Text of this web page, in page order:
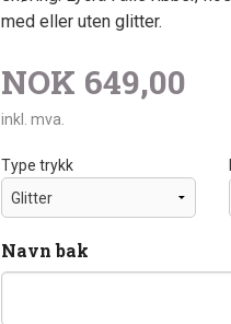
med eller uten glitter.
NOK 649,00
inkl. mva.
Type trykk
Navn bak